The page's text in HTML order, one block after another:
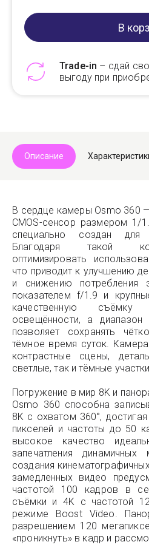
В
Trade-in – сдай
выгоду при
Описание
В сердце камеры Osmo 360
CMOS-сенсор размером 1/
специально создан для
Благодаря такой
оптимизировать
что приводит к улучшению
и снижению потребления
показателем f/1.9 и
качественную съёмку
освещённости, а
позволяет сохранять
тёмное время суток.
контрастные сцены,
светлые, так и тёмные
Погружение в мир 8K и
Osmo 360 способна
8K с охватом 360°,
пикселей и частоты до 50
высокое качество
запечатления
создания
замедленных видео
частотой 100 кадров в
съёмки и 4K с частотой
режиме Boost Video.
разрешением 120
«проникнуть» в кадр и